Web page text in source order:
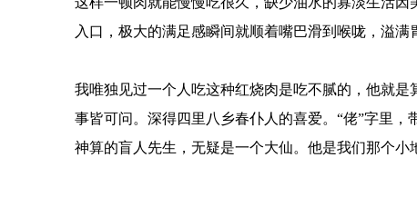
入口，极大的满足感瞬间就顺着嘴巴滑到喉咙，溢满
我唯独见过一个人吃这种红烧肉是吃不腻的，他就
事皆可问。深得四里八乡春仆人的喜爱。“佬”字里
神算的盲人先生，无疑是一个大仙。他是我们那个小